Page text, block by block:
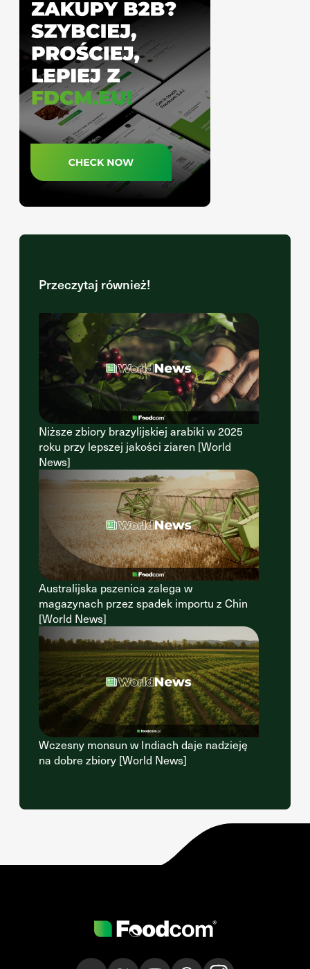
Przeczytaj również!
Niższe zbiory brazylijskiej arabiki w 2025
roku przy lepszej jakości ziaren [World
News]
Australijska pszenica zalega w
magazynach przez spadek importu z Chin
[World News]
Wczesny monsun w Indiach daje nadzieję
na dobre zbiory [World News]